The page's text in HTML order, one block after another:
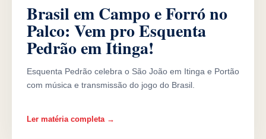
Brasil em Campo e Forró no
Palco: Vem pro Esquenta
Pedrão em Itinga!
Esquenta Pedrão celebra o São João em Itinga e Portão
com música e transmissão do jogo do Brasil.
Ler matéria completa →